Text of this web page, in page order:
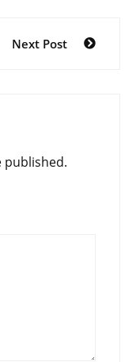
Next Post
published.